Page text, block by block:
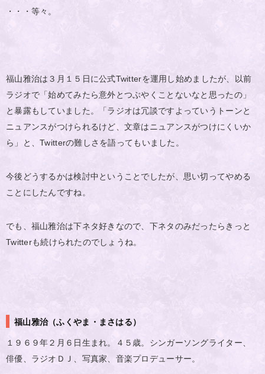
・・・等々。
福山雅治は３月１５日に公式Twitterを運用し始めましたが、以前
ラジオで「始めてみたら意外とつぶやくことないなと思ったの」
と暴露もしていました。「ラジオは冗談ですよっていうトーンと
ニュアンスがつけられるけど、文章はニュアンスがつけにくいか
ら」と、Twitterの難しさを語ってもいました。
今後どうするかは検討中ということでしたが、思い切ってやめる
ことにしたんですね。
でも、福山雅治は下ネタ好きなので、下ネタのみだったらきっと
Twitterも続けられたのでしょうね。
福山雅治（ふくやま・まさはる）
１９６９年２月６日生まれ。４５歳。シンガーソングライター、
俳優、ラジオＤＪ、写真家、音楽プロデューサー。